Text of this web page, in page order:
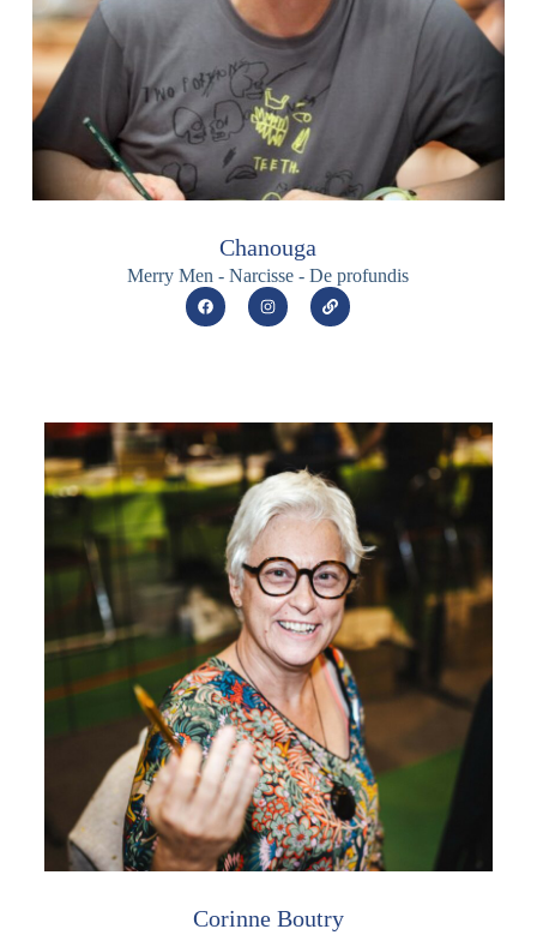
Chanouga
Merry Men - Narcisse - De profundis
Corinne Boutry